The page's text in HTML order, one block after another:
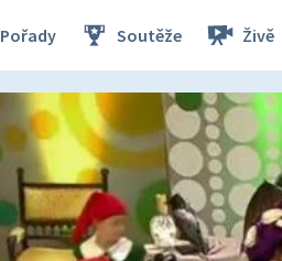
Pořady Soutěže Živě